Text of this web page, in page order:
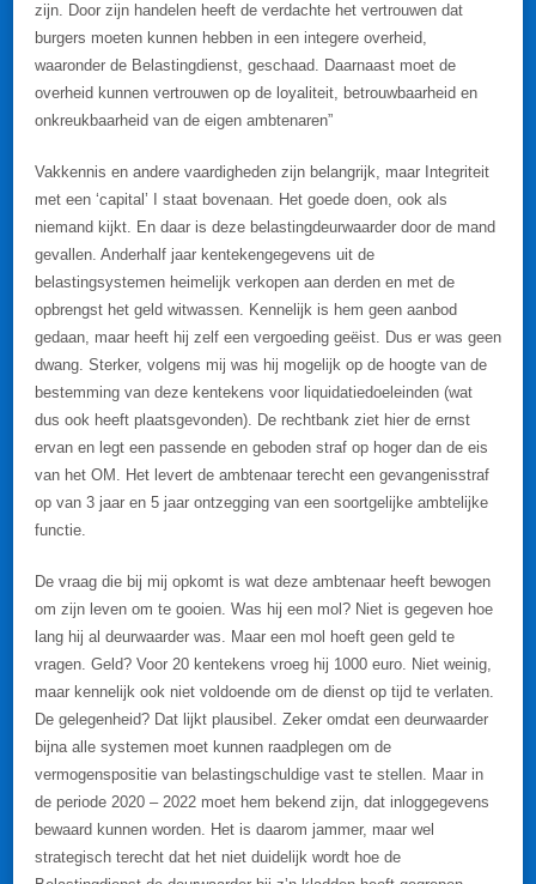
zijn. Door zijn handelen heeft de verdachte het vertrouwen dat
burgers moeten kunnen hebben in een integere overheid,
waaronder de Belastingdienst, geschaad. Daarnaast moet de
overheid kunnen vertrouwen op de loyaliteit, betrouwbaarheid en
onkreukbaarheid van de eigen ambtenaren”
Vakkennis en andere vaardigheden zijn belangrijk, maar Integriteit
met een ‘capital’ I staat bovenaan. Het goede doen, ook als
niemand kijkt. En daar is deze belastingdeurwaarder door de mand
gevallen. Anderhalf jaar kentekengegevens uit de
belastingsystemen heimelijk verkopen aan derden en met de
opbrengst het geld witwassen. Kennelijk is hem geen aanbod
gedaan, maar heeft hij zelf een vergoeding geëist. Dus er was geen
dwang. Sterker, volgens mij was hij mogelijk op de hoogte van de
bestemming van deze kentekens voor liquidatiedoeleinden (wat
dus ook heeft plaatsgevonden). De rechtbank ziet hier de ernst
ervan en legt een passende en geboden straf op hoger dan de eis
van het OM. Het levert de ambtenaar terecht een gevangenisstraf
op van 3 jaar en 5 jaar ontzegging van een soortgelijke ambtelijke
functie.
De vraag die bij mij opkomt is wat deze ambtenaar heeft bewogen
om zijn leven om te gooien. Was hij een mol? Niet is gegeven hoe
lang hij al deurwaarder was. Maar een mol hoeft geen geld te
vragen. Geld? Voor 20 kentekens vroeg hij 1000 euro. Niet weinig,
maar kennelijk ook niet voldoende om de dienst op tijd te verlaten.
De gelegenheid? Dat lijkt plausibel. Zeker omdat een deurwaarder
bijna alle systemen moet kunnen raadplegen om de
vermogenspositie van belastingschuldige vast te stellen. Maar in
de periode 2020 – 2022 moet hem bekend zijn, dat inloggegevens
bewaard kunnen worden. Het is daarom jammer, maar wel
strategisch terecht dat het niet duidelijk wordt hoe de